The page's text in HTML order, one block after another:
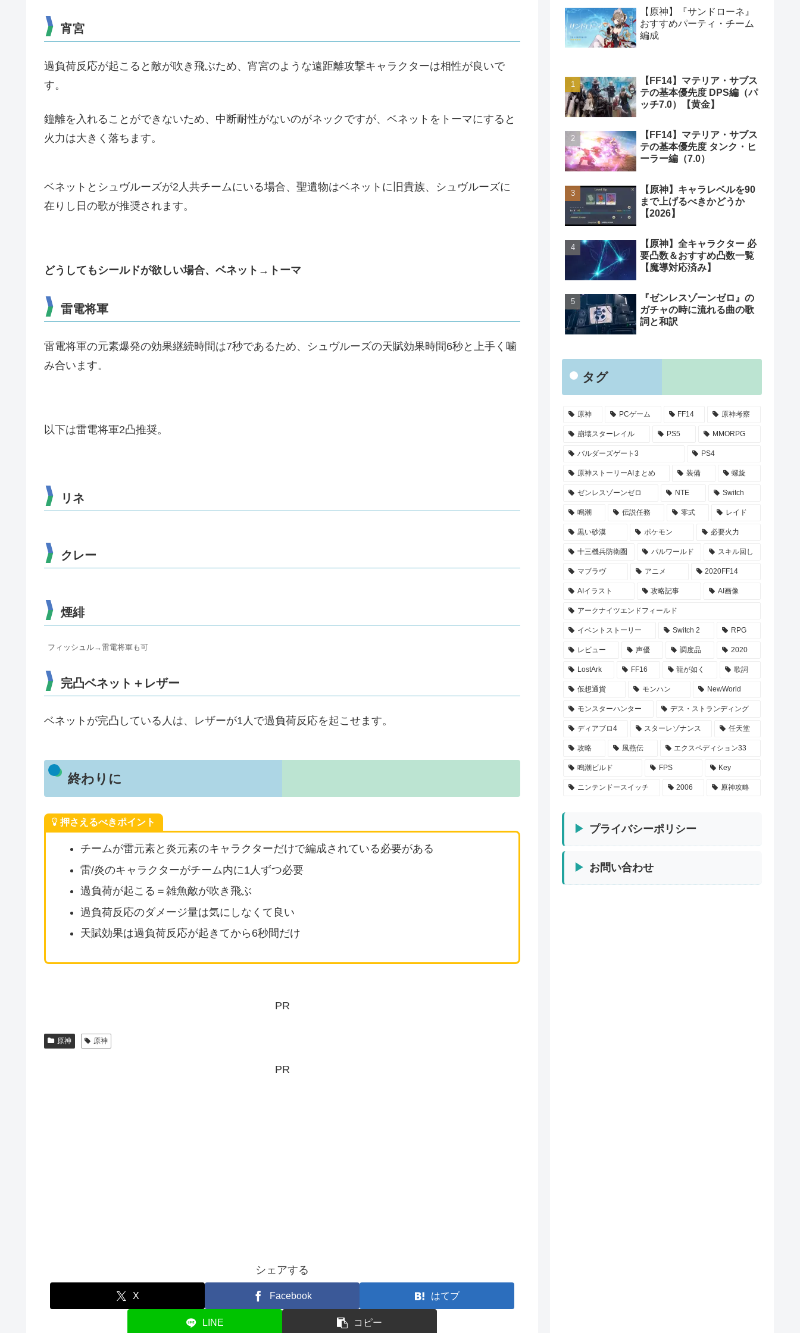
宵宮
過負荷反応が起こると敵が吹き飛ぶため、宵宮のような遠距離攻撃キャラクターは相性が良いで
す。
鐘離を入れることができないため、中断耐性がないのがネックですが、ベネットをトーマにすると
火力は大きく落ちます。
ベネットとシュヴルーズが2人共チームにいる場合、聖遺物はベネットに旧貴族、シュヴルーズに
在りし日の歌が推奨されます。
どうしてもシールドが欲しい場合、ベネット→トーマ
雷電将軍
雷電将軍の元素爆発の効果継続時間は7秒であるため、シュヴルーズの天賦効果時間6秒と上手く噛
み合います。
以下は雷電将軍2凸推奨。
リネ
クレー
煙緋
フィッシュル→雷電将軍も可
完凸ベネット＋レザー
ベネットが完凸している人は、レザーが1人で過負荷反応を起こせます。
終わりに
押さえるべきポイント
チームが雷元素と炎元素のキャラクターだけで編成されている必要がある
雷/炎のキャラクターがチーム内に1人ずつ必要
過負荷が起こる＝雑魚敵が吹き飛ぶ
過負荷反応のダメージ量は気にしなくて良い
天賦効果は過負荷反応が起きてから6秒間だけ
PR
原神 原神
PR
シェアする
X Facebook はてブ
LINE コピー
【原神】『サンドローネ』
おすすめパーティ・チーム
編成
【FF14】マテリア・サブス
テの基本優先度 DPS編（パ
ッチ7.0）【黄金】
【FF14】マテリア・サブス
テの基本優先度 タンク・ヒ
ーラー編（7.0）
【原神】キャラレベルを90
まで上げるべきかどうか
【2026】
【原神】全キャラクター 必
要凸数＆おすすめ凸数一覧
【魔導対応済み】
『ゼンレスゾーンゼロ』の
ガチャの時に流れる曲の歌
詞と和訳
タグ
原神 PCゲーム FF14 原神考察
崩壊スターレイル PS5 MMORPG
バルダーズゲート3 PS4
原神ストーリーAIまとめ 装備 螺旋
ゼンレスゾーンゼロ NTE Switch
鳴潮 伝説任務 零式 レイド
黒い砂漠 ポケモン 必要火力
十三機兵防衛圏 パルワールド スキル回し
マブラヴ アニメ 2020FF14
AIイラスト 攻略記事 AI画像
アークナイツエンドフィールド
イベントストーリー Switch 2 RPG
レビュー 声優 調度品 2020
LostArk FF16 龍が如く 歌詞
仮想通貨 モンハン NewWorld
モンスターハンター デス・ストランディング
ディアブロ4 スターレゾナンス 任天堂
攻略 風燕伝 エクスペディション33
鳴潮ビルド FPS Key
ニンテンドースイッチ 2006 原神攻略
プライバシーポリシー
お問い合わせ